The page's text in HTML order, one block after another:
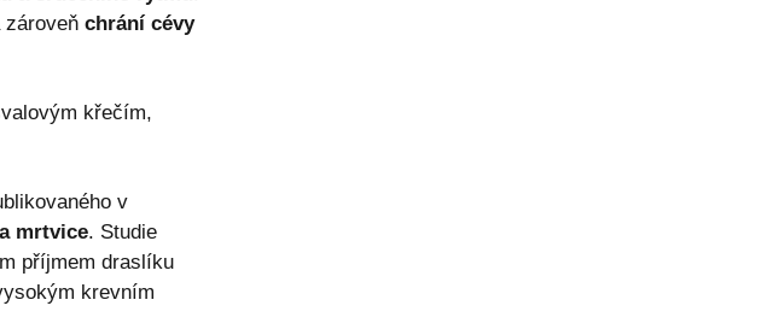
chrání cévy
křečím,
v
mrtvice. Studie
příjmem draslíku
krevním